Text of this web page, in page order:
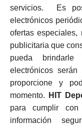
servicios. Es
electrónicos
ofertas especiales,
publicitaria que
pueda
electrónicos
proporcione y
momento.
HIT
para cumplir
información